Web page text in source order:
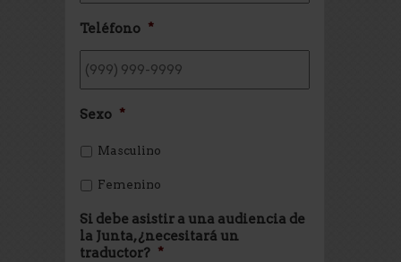
Teléfono *
Sexo *
Masculino
Femenino
Si debe asistir a una audiencia de
la Junta, ¿necesitará un
traductor? *